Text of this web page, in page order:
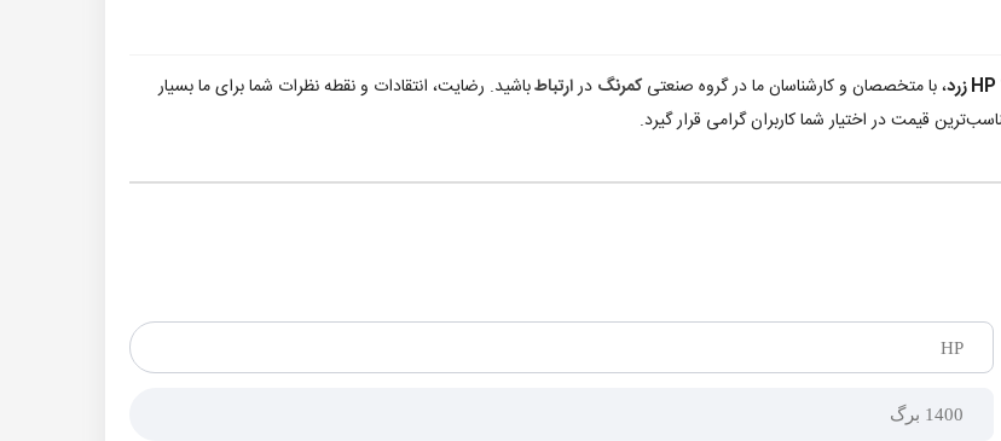
، با متخصصان و کارشناسان ما در گروه صنعتیکمرنگ درارتباطباشید. رضایت، انتقادات و نقطه نظرات شما برای ما بسیار
قیمت در اختیار شما کاربران گرامی قرار گیرد.
HP
1400 برگ